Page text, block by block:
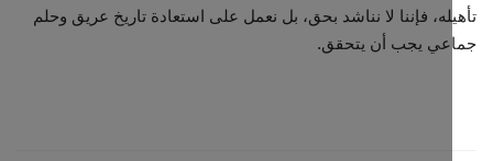
فإننا لا نناشد بحق، بل نعمل على استعادة تاريخ عريق وحلم
يجب أن يتحقق.